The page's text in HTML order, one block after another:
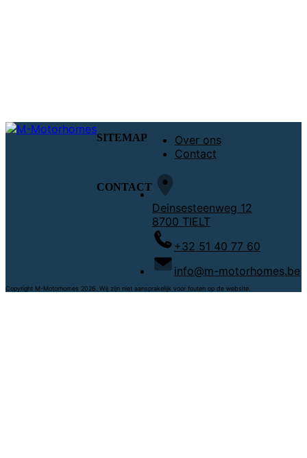
SITEMAP
Over ons
Contact
CONTACT
Deinsesteenweg 12
8700 TIELT
+32 51 40 77 60
info@m-motorhomes.be
Copyright M-Motorhomes 2026. Wij zijn niet aansprakelijk voor fouten op de website.